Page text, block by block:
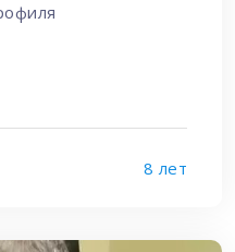
8 лет